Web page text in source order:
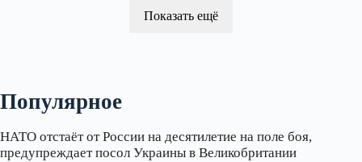
Показать ещё
Популярное
НАТО отстаёт от России на десятилетие на поле боя,
предупреждает посол Украины в Великобритании